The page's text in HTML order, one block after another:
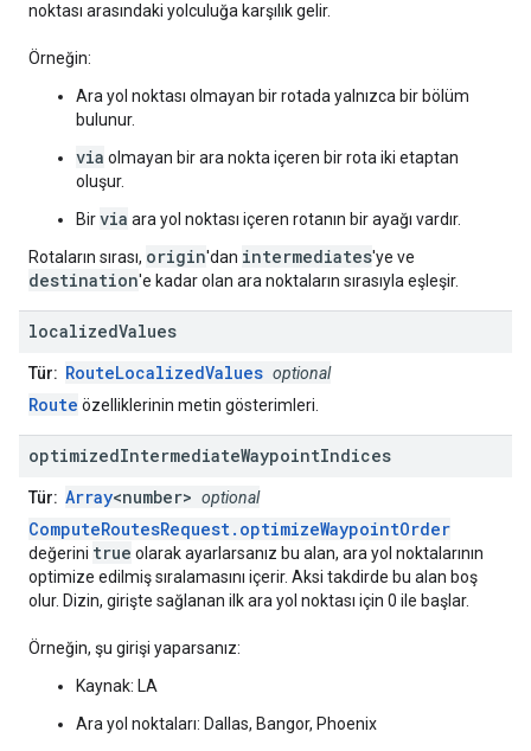
noktası arasındaki yolculuğa karşılık gelir.
Örneğin:
Ara yol noktası olmayan bir rotada yalnızca bir bölüm
bulunur.
via olmayan bir ara nokta içeren bir rota iki etaptan
oluşur.
Birvia ara yol noktası içeren rotanın bir ayağı vardır.
Rotaların sırası, origin'dan intermediates'ye ve
destination'e kadar olan ara noktaların sırasıyla eşleşir.
localizedValues
Tür: RouteLocalizedValues optional
Route özelliklerinin metin gösterimleri.
optimizedIntermediateWaypointIndices
Tür: Array<number> optional
ComputeRoutesRequest.optimizeWaypointOrder
değerini true olarak ayarlarsanız bu alan, ara yol noktalarının
optimize edilmiş sıralamasını içerir. Aksi takdirde bu alan boş
olur. Dizin, girişte sağlanan ilk ara yol noktası için 0 ile başlar.
Örneğin, şu girişi yaparsanız:
Kaynak: LA
Ara yol noktaları: Dallas, Bangor, Phoenix